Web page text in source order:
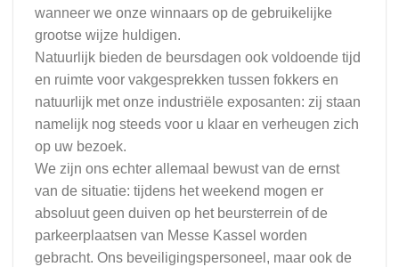
wanneer we onze winnaars op de gebruikelijke
grootse wijze huldigen.
Natuurlijk bieden de beursdagen ook voldoende tijd
en ruimte voor vakgesprekken tussen fokkers en
natuurlijk met onze industriële exposanten: zij staan
namelijk nog steeds voor u klaar en verheugen zich
op uw bezoek.
We zijn ons echter allemaal bewust van de ernst
van de situatie: tijdens het weekend mogen er
absoluut geen duiven op het beursterrein of de
parkeerplaatsen van Messe Kassel worden
gebracht. Ons beveiligingspersoneel, maar ook de